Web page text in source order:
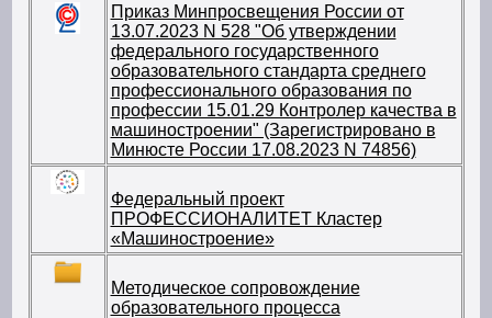
Приказ Минпросвещения России от
13.07.2023 N 528 "Об утверждении
федерального государственного
образовательного стандарта среднего
профессионального образования по
профессии 15.01.29 Контролер качества в
машиностроении" (Зарегистрировано в
Минюсте России 17.08.2023 N 74856)
Федеральный проект
ПРОФЕССИОНАЛИТЕТ Кластер
«Машиностроение»
Методическое сопровождение
образовательного процесса